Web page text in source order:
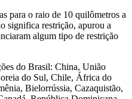
para o raio de 10 quilômetros a
significa restrição, apurou a
algum tipo de restrição
do Brasil: China, União
do Sul, Chile, África do
Bielorrússia, Cazaquistão,